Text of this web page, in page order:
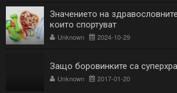
Значението на
които спортуват
Unknown 2024-10-29
Защо боровинките са
Unknown 2017-01-20